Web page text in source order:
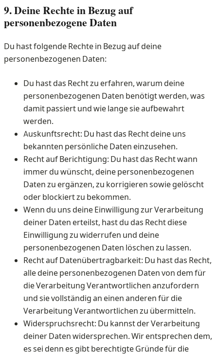
9. Deine Rechte in Bezug auf
personenbezogene Daten
Du hast folgende Rechte in Bezug auf deine
personenbezogenen Daten:
Du hast das Recht zu erfahren, warum deine
personenbezogenen Daten benötigt werden, was
damit passiert und wie lange sie aufbewahrt
werden.
Auskunftsrecht: Du hast das Recht deine uns
bekannten persönliche Daten einzusehen.
Recht auf Berichtigung: Du hast das Recht wann
immer du wünscht, deine personenbezogenen
Daten zu ergänzen, zu korrigieren sowie gelöscht
oder blockiert zu bekommen.
Wenn du uns deine Einwilligung zur Verarbeitung
deiner Daten erteilst, hast du das Recht diese
Einwilligung zu widerrufen und deine
personenbezogenen Daten löschen zu lassen.
Recht auf Datenübertragbarkeit: Du hast das Recht,
alle deine personenbezogenen Daten von dem für
die Verarbeitung Verantwortlichen anzufordern
und sie vollständig an einen anderen für die
Verarbeitung Verantwortlichen zu übermitteln.
Widerspruchsrecht: Du kannst der Verarbeitung
deiner Daten widersprechen. Wir entsprechen dem,
es sei denn es gibt berechtigte Gründe für die